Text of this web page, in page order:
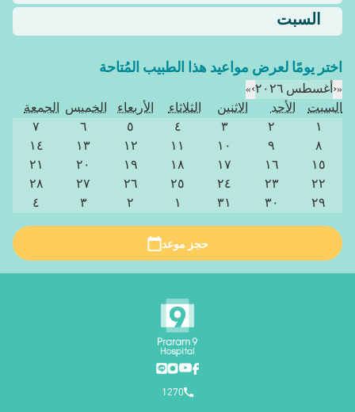
السبت
اختر يومًا لعرض مواعيد هذا الطبيب المُتاحة
«
‹أغسطس ٢٠٢٦ ›
»
السبت
الأحد الاثنين الثلاثاء الأربعاء الخميس الجمعة
١
٢ ٣ ٤ ٥ ٦
٧
٨
٩ ١٠ ١١ ١٢ ١٣
١٤
١٥
١٦ ١٧ ١٨ ١٩ ٢٠
٢١
٢٢
٢٣ ٢٤ ٢٥ ٢٦ ٢٧
٢٨
٢٩
٣٠ ٣١ ١ ٢ ٣ ٤
حجز موعد
1270